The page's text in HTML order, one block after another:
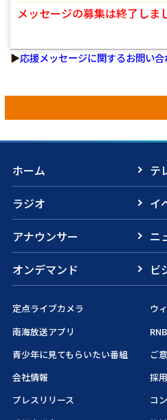
メッセージの募集は終了しま
▶応援メッセージに関するお問い
ホーム
テ
ラジオ
イ
アナウンサー
ニ
オンデマンド
ビ
定点ライブカメラ
ウ
南海放送アプリ
青少年に見てもらいたい番組
ご
会社情報
採
プレスリリース
コ